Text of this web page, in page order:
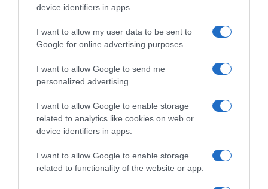
device identifiers in apps.
I want to allow my user data to be sent to
Google for online advertising purposes.
I want to allow Google to send me
personalized advertising.
I want to allow Google to enable storage
related to analytics like cookies on web or
device identifiers in apps.
I want to allow Google to enable storage
related to functionality of the website or app.